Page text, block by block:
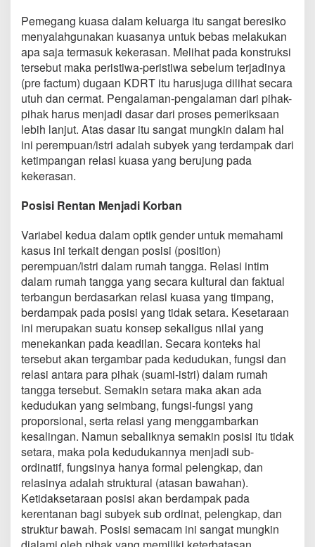
Pemegang kuasa dalam keluarga itu sangat beresiko
menyalahgunakan kuasanya untuk bebas melakukan
apa saja termasuk kekerasan. Melihat pada konstruksi
tersebut maka peristiwa-peristiwa sebelum terjadinya
(pre factum) dugaan KDRT itu harusjuga dilihat secara
utuh dan cermat. Pengalaman-pengalaman dari pihak-
pihak harus menjadi dasar dari proses pemeriksaan
lebih lanjut. Atas dasar itu sangat mungkin dalam hal
ini perempuan/istri adalah subyek yang terdampak dari
ketimpangan relasi kuasa yang berujung pada
kekerasan.
Posisi Rentan Menjadi Korban
Variabel kedua dalam optik gender untuk memahami
kasus ini terkait dengan posisi (position)
perempuan/istri dalam rumah tangga. Relasi intim
dalam rumah tangga yang secara kultural dan faktual
terbangun berdasarkan relasi kuasa yang timpang,
berdampak pada posisi yang tidak setara. Kesetaraan
ini merupakan suatu konsep sekaligus nilai yang
menekankan pada keadilan. Secara konteks hal
tersebut akan tergambar pada kedudukan, fungsi dan
relasi antara para pihak (suami-istri) dalam rumah
tangga tersebut. Semakin setara maka akan ada
kedudukan yang seimbang, fungsi-fungsi yang
proporsional, serta relasi yang menggambarkan
kesalingan. Namun sebaliknya semakin posisi itu tidak
setara, maka pola kedudukannya menjadi sub-
ordinatif, fungsinya hanya formal pelengkap, dan
relasinya adalah struktural (atasan bawahan).
Ketidaksetaraan posisi akan berdampak pada
kerentanan bagi subyek sub ordinat, pelengkap, dan
struktur bawah. Posisi semacam ini sangat mungkin